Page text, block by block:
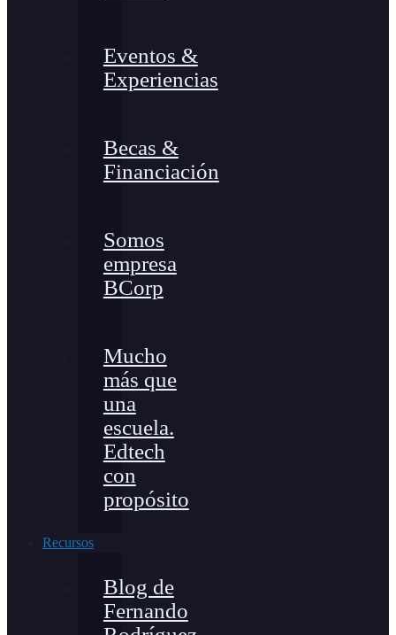
Eventos &
Experiencias
Becas &
Financiación
Somos
empresa
BCorp
Mucho
más que
una
escuela.
Edtech
con
propósito
Recursos
Blog de
Fernando